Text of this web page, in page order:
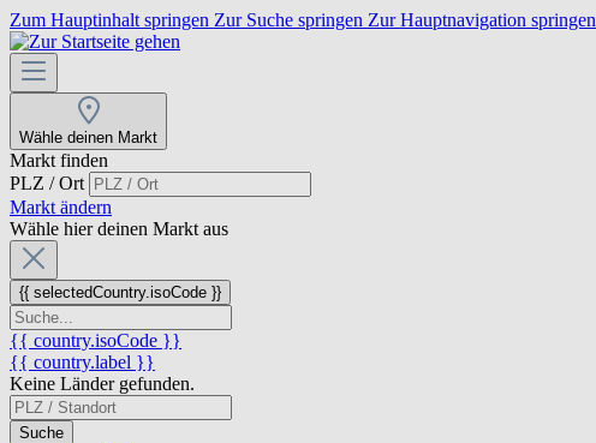
Zum Hauptinhalt springen Zur Suche springen Zur Hauptnavigation springen
Wähle deinen Markt
Markt finden
PLZ / Ort
Markt ändern
Wähle hier deinen Markt aus
{{ selectedCountry.isoCode }}
{{ country.isoCode }}
{{ country.label }}
Keine Länder gefunden.
Suche